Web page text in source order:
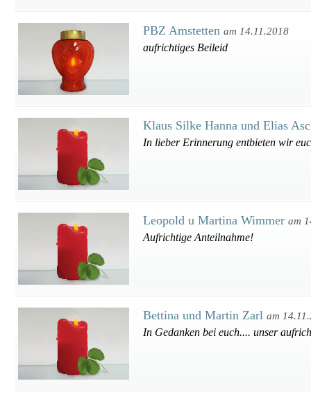
PBZ Amstetten am 14.11.2018
aufrichtiges Beileid
Klaus Silke Hanna und Elias
In lieber Erinnerung entbieten wir
Leopold u Martina Wimmer am
Aufrichtige Anteilnahme!
Bettina und Martin Zarl am
In Gedanken bei euch.... unser